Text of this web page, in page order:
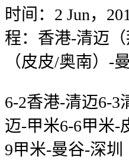
时间：2 Jun，
程：香港-清迈
（皮皮/奥南）-
6-2香港-清迈6-3
迈-甲米6-6甲米-
9甲米-曼谷-深圳